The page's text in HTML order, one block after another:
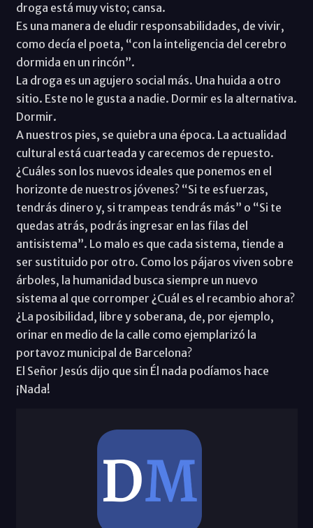
droga está muy visto; cansa.
Es una manera de eludir responsabilidades, de vivir,
como decía el poeta, “con la inteligencia del cerebro
dormida en un rincón”.
La droga es un agujero social más. Una huida a otro
sitio. Este no le gusta a nadie. Dormir es la alternativa.
Dormir.
A nuestros pies, se quiebra una época. La actualidad
cultural está cuarteada y carecemos de repuesto.
¿Cuáles son los nuevos ideales que ponemos en el
horizonte de nuestros jóvenes? “Si te esfuerzas,
tendrás dinero y, si trampeas tendrás más” o “Si te
quedas atrás, podrás ingresar en las filas del
antisistema”. Lo malo es que cada sistema, tiende a
ser sustituido por otro. Como los pájaros viven sobre
árboles, la humanidad busca siempre un nuevo
sistema al que corromper ¿Cuál es el recambio ahora?
¿La posibilidad, libre y soberana, de, por ejemplo,
orinar en medio de la calle como ejemplarizó la
portavoz municipal de Barcelona?
El Señor Jesús dijo que sin Él nada podíamos hace
¡Nada!